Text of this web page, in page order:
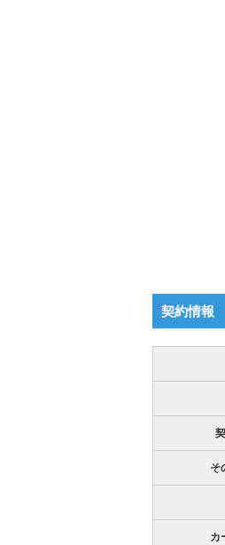
契約情報
そ
カ